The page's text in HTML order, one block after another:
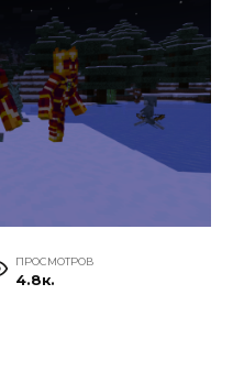
ПРОСМОТРОВ
4.8к.